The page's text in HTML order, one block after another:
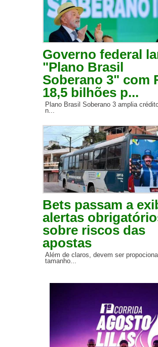
Governo federal
"Plano Brasil
Soberano 3" com
18,5 bilhões p...
Plano Brasil Soberano 3 amplia
n...
Bets passam a
alertas
sobre riscos das
apostas
Além de claros, devem ser
tamanho...